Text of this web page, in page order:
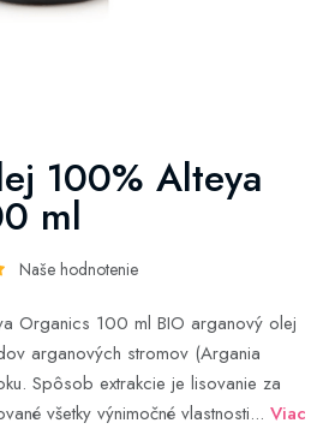
100% Alteya
ml
Naše hodnotenie
Organics 100 ml BIO arganový olej
arganových stromov (Argania
Spôsob extrakcie je lisovanie za
všetky výnimočné vlastnosti... Viac